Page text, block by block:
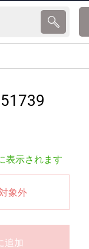
表示されます
象外
追加